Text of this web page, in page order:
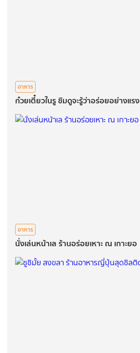
อาหาร
ก๋วยเตี๋ยวในรู ชิมดูจะรู้ว่าอร่อยอย่างแรง
อาหาร
นั่งเล่นหน้าเล ร้านอร่อยเหาะ ณ เกาะยอ